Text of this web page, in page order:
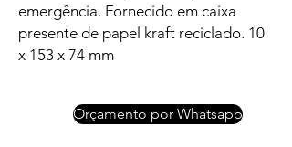
emergência. Fornecido em caixa
presente de papel kraft reciclado. 10
x 153 x 74 mm
Orçamento por Whatsapp